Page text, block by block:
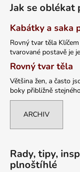
Jak se
Kabátky a saka
Rovný tvar těla
tvarované postavě je
Rovný tvar těla
Většina žen, a často
boky přibližně
ARCHIV
Rady, tipy,
plnoštíhlé